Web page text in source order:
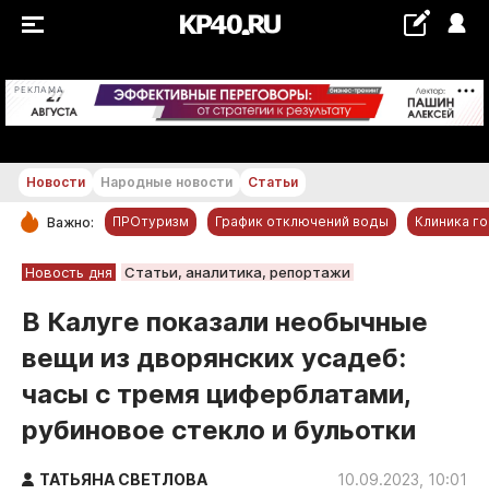
РЕКЛАМА +29...+30 °С
РУБРИКИ
Новости компаний
Статьи
Народные новости
Авто и транспорт
Благоустройство
Новости Народные новости Статьи
Важно: ПРОтуризм График отключений воды Клиника
Новость дня Статьи, аналитика, репортажи
В Калуге показали необычные
вещи из дворянских усадеб:
часы с тремя циферблатами,
рубиновое стекло и бульотки
ТАТЬЯНА СВЕТЛОВА 10.09.2023, 10:01